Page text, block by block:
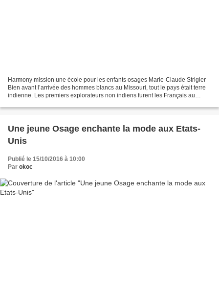
Harmony mission une école pour les enfants osages Marie-Claude Strigler
Bien avant l’arrivée des hommes blancs au Missouri, tout le pays était terre
indienne. Les premiers explorateurs non indiens furent les Français au
Une jeune Osage enchante la mode aux Etats-
Unis
Publié le 15/10/2016 à 10:00
Par okoc